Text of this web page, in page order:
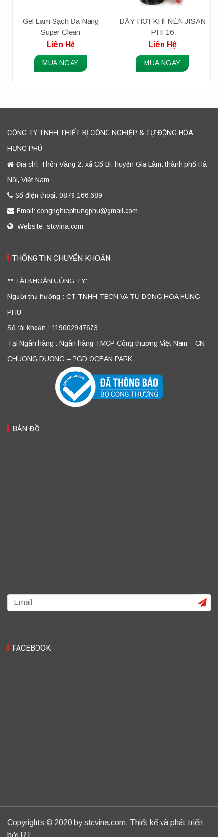
Gel Làm Sạch Đa Năng
Super Clean
Liên Hệ
MUA NGAY
DÂY HƠI KHÍ NÉN JISAN
PHI 16
Liên Hệ
MUA NGAY
CÔNG TY TNHH THIẾT BỊ CÔNG NGHIỆP & TỰ ĐỘNG HÓA
HƯNG PHÚ
Địa chỉ: Thôn Vàng 2, xã Cổ Bi, huyện Gia Lâm, thành phố Hà
Nội, Việt Nam
Số điện thoại: 0879.166.689
Email: congnghiephungphu@gmail.com
Website: stcvina.com
THÔNG TIN CHUYỂN KHOẢN
** TÀI KHOẢN CÔNG TY:
Người thụ hưởng : CT TNHH TBCN VA TU DONG HOA HUNG
PHU
Số tài khoản : 119002947673
Tại Ngân hàng : Ngân hàng TMCP Công thương Việt Nam – CN
CHUONG DUONG – PGD OCEAN PARK
BẢN ĐỒ
FACEBOOK
Copyrights © 2020 by stcvina.com. Thiết kế và phát triển
bởi RT